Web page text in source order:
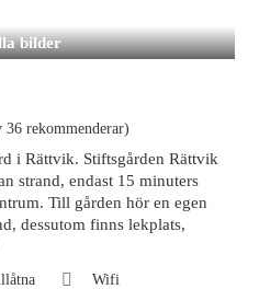
36 rekommenderar)
i Rättvik. Stiftsgården Rättvik
strand, endast 15 minuters
Till gården hör en egen
dessutom finns lekplats,
Wifi
bilder